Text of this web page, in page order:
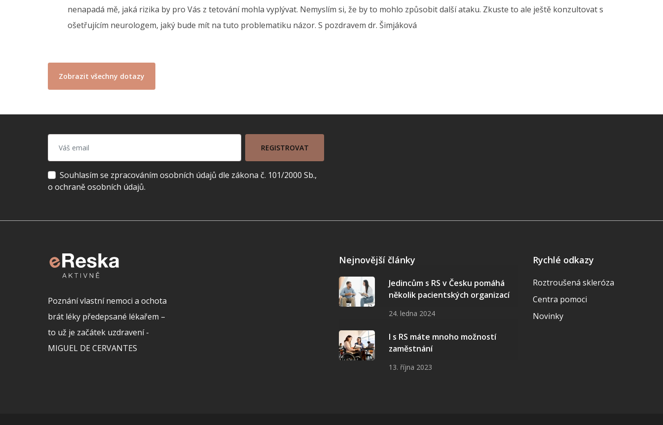
nenapadá mě, jaká rizika by pro Vás z tetování mohla vyplývat. Nemyslím si, že by to mohlo způsobit další ataku. Zkuste to ale ještě konzultovat s
ošetřujícím neurologem, jaký bude mít na tuto problematiku názor. S pozdravem dr. Šimjáková
Zobrazit všechny dotazy
REGISTROVAT
Souhlasím se zpracováním osobních údajů dle zákona č. 101/2000 Sb.,
o ochraně osobních údajů.
Poznání vlastní nemoci a ochota
brát léky předepsané lékařem –
to už je začátek uzdravení -
MIGUEL DE CERVANTES
Nejnovější články
Jedincům s RS v Česku pomáhá
několik pacientských organizací
24. ledna 2024
I s RS máte mnoho možností
zaměstnání
13. října 2023
Rychlé odkazy
Roztroušená skleróza
Centra pomoci
Novinky